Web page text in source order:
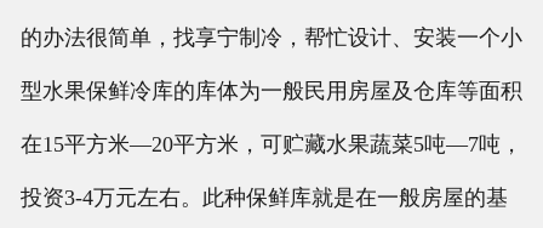
联系我们
的办法很简单，找享宁制冷，帮忙设计、安装一个小
型水果保鲜冷库的库体为一般民用房屋及仓库等面积
在15平方米—20平方米，可贮藏水果蔬菜5吨—7吨，
投资3-4万元左右。此种保鲜库就是在一般房屋的基